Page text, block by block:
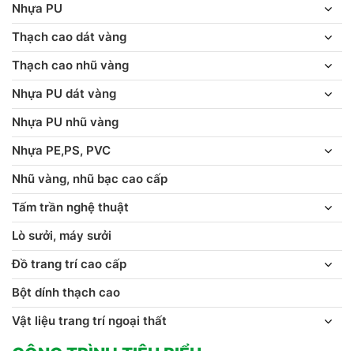
Nhựa PU
Thạch cao dát vàng
Thạch cao nhũ vàng
Nhựa PU dát vàng
Nhựa PU nhũ vàng
Nhựa PE,PS, PVC
Nhũ vàng, nhũ bạc cao cấp
Tấm trần nghệ thuật
Lò sưởi, máy sưởi
Đồ trang trí cao cấp
Bột dính thạch cao
Vật liệu trang trí ngoại thất